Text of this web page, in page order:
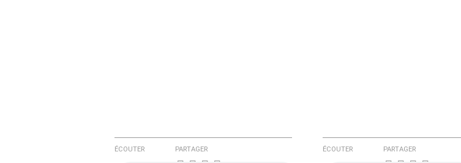
ÉCOUTER PARTAGER ÉCOUTER PARTAGER